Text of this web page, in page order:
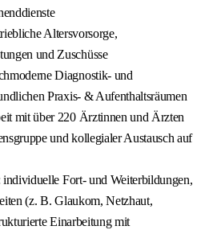
Altersvorsorge,
und Zuschüsse
Diagnostik- und
Praxis- & Aufenthaltsräumen
mit über 220 Ärztinnen und Ärzten
und kollegialer Austausch auf
Fort- und Weiterbildungen,
(z. B. Glaukom, Netzhaut,
Einarbeitung mit